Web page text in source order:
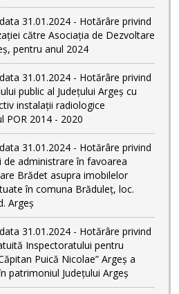
31.01.2024 - Hotărâre privind
către Asociația de Dezvoltare
pentru anul 2024
31.01.2024 - Hotărâre privind
public al Judeţului Argeş cu
instalații radiologice
POR 2014 - 2020
31.01.2024 - Hotărâre privind
administrare în favoarea
Brădet asupra imobilelor
în comuna Brăduleț, loc.
Argeș
31.01.2024 - Hotărâre privind
Inspectoratului pentru
Puică Nicolae” Argeș a
patrimoniul Județului Argeș